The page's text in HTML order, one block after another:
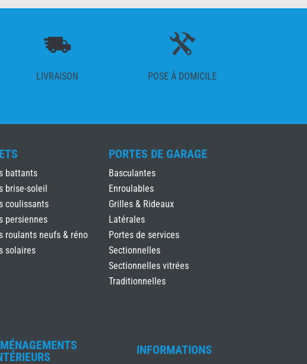
LIVRAISON POSE À DOMICILE
battants
brise-soleil
coulissants
persiennes
roulants neufs & réno
solaires
PORTES DE GARAGE
Basculantes
Enroulables
Grilles & Rideaux
Latérales
Portes de services
Sectionnelles
Sectionnelles vitrées
Traditionnelles
INFORMATIONS